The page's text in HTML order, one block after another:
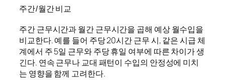
주간/월간 비교
주간 근무시간과 월간 근무시간을 곱해 예상 월수입을
비교한다. 예를 들어 주당 20시간 근무 시, 같은 시급 체
계에서 주 5일 근무와 주당 휴일 여부에 따른 차이가 생
긴다. 연속 근무나 교대 패턴이 수입의 안정성에 미치
는 영향을 함께 고려한다.